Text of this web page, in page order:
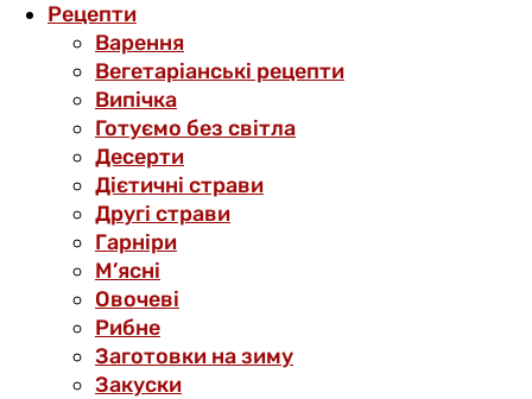
Рецепти
Варення
Вегетаріанські рецепти
Випічка
Готуємо без світла
Десерти
Дієтичні страви
Другі страви
Гарніри
М’ясні
Овочеві
Рибне
Заготовки на зиму
Закуски